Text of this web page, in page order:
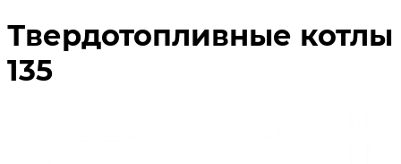
Твердотопливные котлы
135